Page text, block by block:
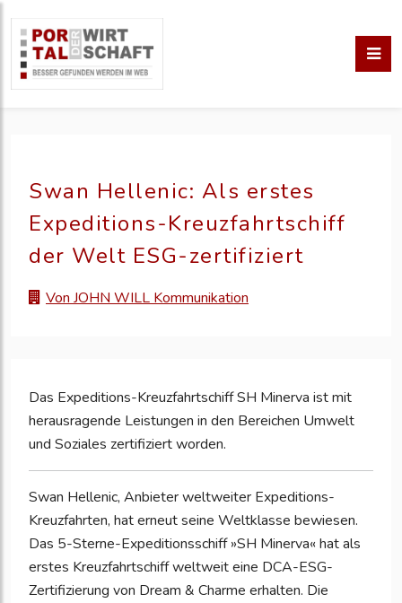
Swan Hellenic: Als erstes
Expeditions-Kreuzfahrtschiff
der Welt ESG-zertifiziert
Von JOHN WILL Kommunikation
Das Expeditions-Kreuzfahrtschiff SH Minerva ist mit
herausragende Leistungen in den Bereichen Umwelt
und Soziales zertifiziert worden.
Swan Hellenic, Anbieter weltweiter Expeditions-
Kreuzfahrten, hat erneut seine Weltklasse bewiesen.
Das 5-Sterne-Expeditionsschiff »SH Minerva« hat als
erstes Kreuzfahrtschiff weltweit eine DCA-ESG-
Zertifizierung von Dream & Charme erhalten. Die